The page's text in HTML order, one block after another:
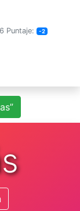
Puntaje: -2